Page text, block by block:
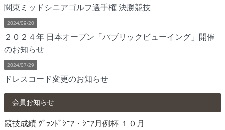
関東ミッドシニアゴルフ選手権 決勝競技
2024/09/20
２０２４年 日本オープン「パブリックビューイング」開催
のお知らせ
2024/07/29
ドレスコード変更のお知らせ
会員お知らせ
競技成績 ｸﾞﾗﾝﾄﾞｼﾆｱ・ｼﾆｱ月例杯 １０月